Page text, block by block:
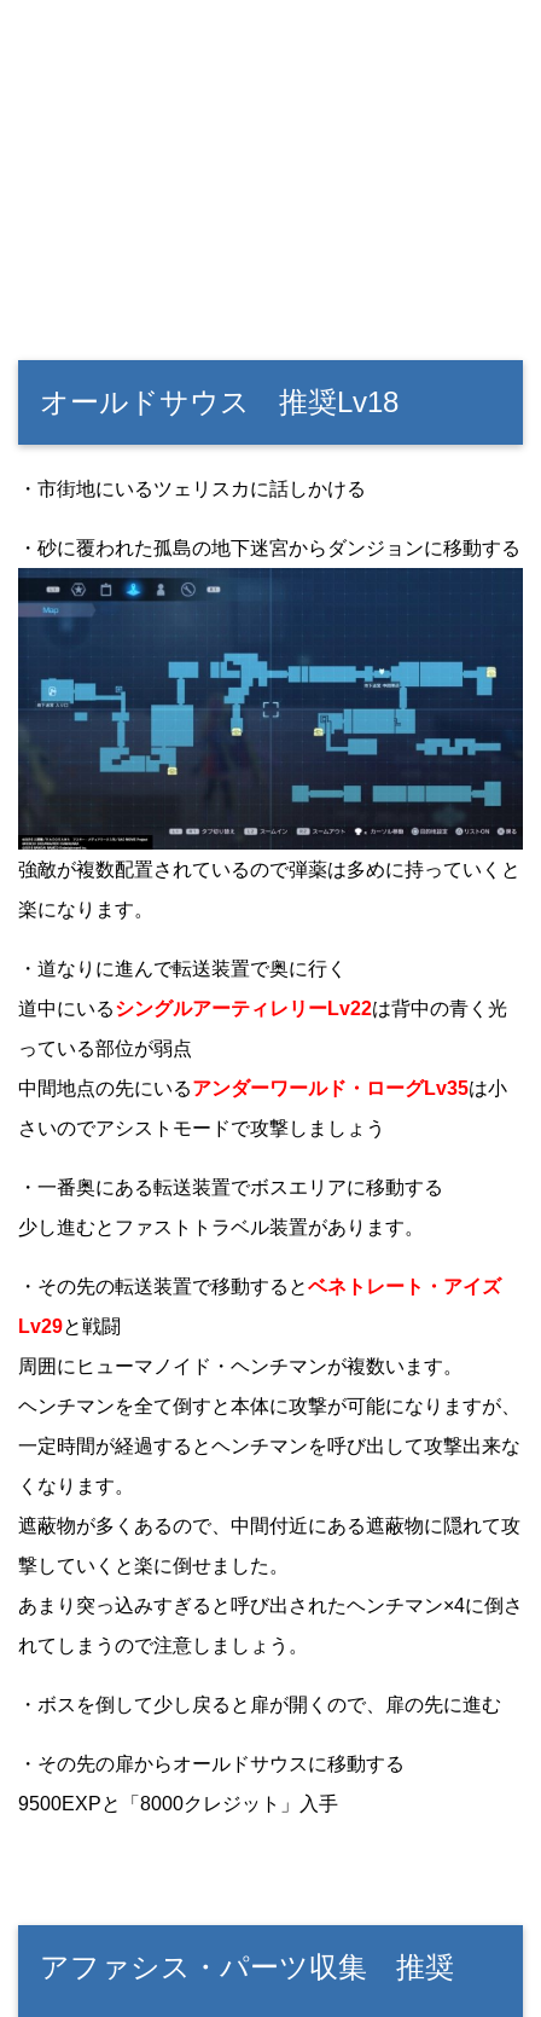
オールドサウス 推奨Lv18
・市街地にいるツェリスカに話しかける
・砂に覆われた孤島の地下迷宮からダンジョンに移動する
強敵が複数配置されているので弾薬は多めに持っていくと
楽になります。
・道なりに進んで転送装置で奥に行く
道中にいるシングルアーティレリーLv22は背中の青く光
っている部位が弱点
中間地点の先にいるアンダーワールド・ローグLv35は小
さいのでアシストモードで攻撃しましょう
・一番奥にある転送装置でボスエリアに移動する
少し進むとファストトラベル装置があります。
・その先の転送装置で移動するとベネトレート・アイズ
Lv29と戦闘
周囲にヒューマノイド・ヘンチマンが複数います。
ヘンチマンを全て倒すと本体に攻撃が可能になりますが、
一定時間が経過するとヘンチマンを呼び出して攻撃出来な
くなります。
遮蔽物が多くあるので、中間付近にある遮蔽物に隠れて攻
撃していくと楽に倒せました。
あまり突っ込みすぎると呼び出されたヘンチマン×4に倒さ
れてしまうので注意しましょう。
・ボスを倒して少し戻ると扉が開くので、扉の先に進む
・その先の扉からオールドサウスに移動する
9500EXPと「8000クレジット」入手
アファシス・パーツ収集 推奨